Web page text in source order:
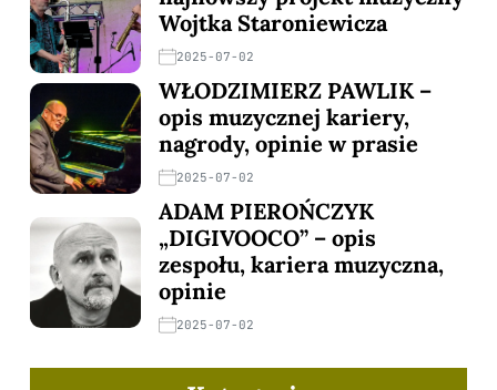
Wojtka Staroniewicza
2025-07-02
WŁODZIMIERZ PAWLIK –
opis muzycznej kariery,
nagrody, opinie w prasie
2025-07-02
ADAM PIEROŃCZYK
„DIGIVOOCO” – opis
zespołu, kariera muzyczna,
opinie
2025-07-02